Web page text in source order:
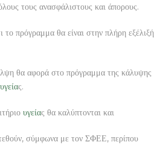
τους ανασφάλιστους και άπορους.
το πρόγραμμα θα είναι στην πλήρη εξέλιξή
θα αφορά στο πρόγραμμα της κάλυψης
υγείας.
υγείας θα καλύπτονται και
σύμφωνα με τον ΣΦΕΕ, περίπου